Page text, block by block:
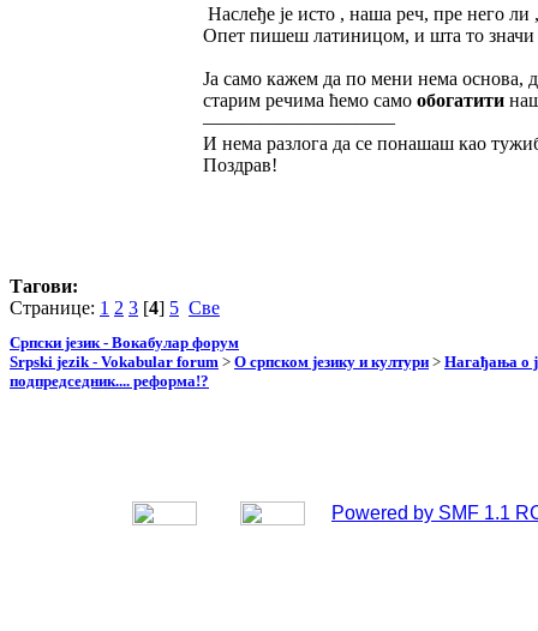
Наслеђе је исто , наша реч, пре него
Опет пишеш латиницом, и шта то
Ја само кажем да по мени нема основа,
старим речима ћемо само обогатити
——————————
И нема разлога да се понашаш као
Поздрав!
Тагови:
Странице: 1 2 3 [4] 5 Све
Српски језик - Вокабулар форум
Srpski jezik - Vokabular forum > О српском језику и култури > Нагађања о
подпредседник.... реформа!?
Powered by SMF 1.1